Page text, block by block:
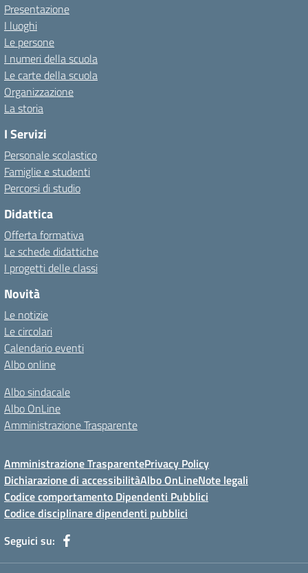
Presentazione
I luoghi
Le persone
I numeri della scuola
Le carte della scuola
Organizzazione
La storia
I Servizi
Personale scolastico
Famiglie e studenti
Percorsi di studio
Didattica
Offerta formativa
Le schede didattiche
I progetti delle classi
Novità
Le notizie
Le circolari
Calendario eventi
Albo online
Albo sindacale
Albo OnLine
Amministrazione Trasparente
Amministrazione TrasparentePrivacy Policy
Dichiarazione di accessibilitàAlbo OnLineNote legali
Codice comportamento Dipendenti Pubblici
Codice disciplinare dipendenti pubblici
Seguici su: